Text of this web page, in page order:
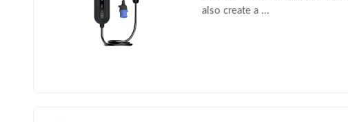
also create a ...